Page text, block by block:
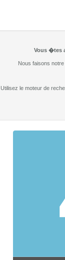
Vous �tes
Nous faisons
Utilisez le moteur de